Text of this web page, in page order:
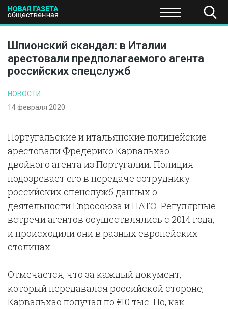
ПОЛИТИКА ЭКОНОМИКА НАУКА И
Шпионский скандал: в Италии
арестовали предполагаемого агента
российских спецслужб
НОВОСТИ
14 февраля 2020
Португальские и итальянские полицейские
арестовали Фредерико Карвальхао –
двойного агента из Португалии. Полиция
подозревает его в передаче сотруднику
российских спецслужб данных о
деятельности Евросоюза и НАТО. Регулярные
встречи агентов осуществлялись с 2014 года,
и происходили они в разных европейских
столицах.
Отмечается, что за каждый документ,
который передавался российской стороне,
Карвальхао получал по €10 тыс. Но, как